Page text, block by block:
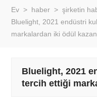
Ev > haber > şirketin
Bluelight, 2021 endüstri
markalardan iki ödül
Bluelight, 2021
tercih ettiği